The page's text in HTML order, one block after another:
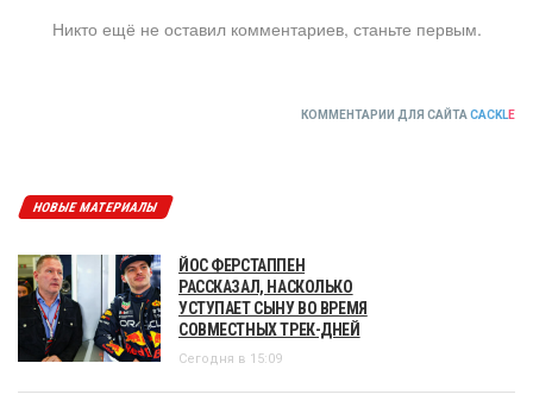
Никто ещё не оставил комментариев, станьте первым.
КОММЕНТАРИИ ДЛЯ САЙТА CACKLE
НОВЫЕ МАТЕРИАЛЫ
ЙОС ФЕРСТАППЕН
РАССКАЗАЛ, НАСКОЛЬКО
УСТУПАЕТ СЫНУ ВО ВРЕМЯ
СОВМЕСТНЫХ ТРЕК-ДНЕЙ
Сегодня в 15:09